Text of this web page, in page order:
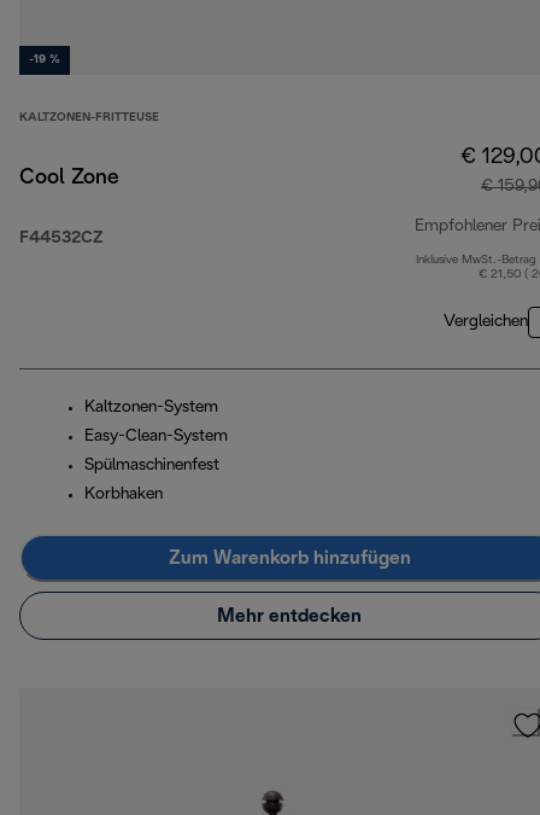
-19 %
KALTZONEN-FRITTEUSE
Cool Zone
F44532CZ
€
€
Empfohlener
Inklusive MwSt.-Betrag
€ 21,50 (
Vergleichen
Kaltzonen-System
Easy-Clean-System
Spülmaschinenfest
Korbhaken
Zum Warenkorb hinzufügen
Mehr entdecken